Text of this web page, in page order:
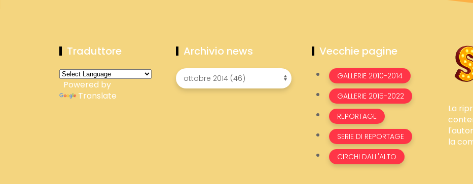
Traduttore
Powered by
Translate
Archivio news Vecchie pagine
GALLERIE 2010-2014
GALLERIE 2015-2022
REPORTAGE
SERIE DI REPORTAGE
CIRCHI DALL'ALTO
La
la